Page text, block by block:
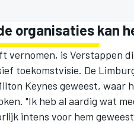
organisaties kan
vernomen, is Verstappen
toekomstvisie. De
Keynes geweest, waar
"Ik heb al aardig wat
intens voor hem